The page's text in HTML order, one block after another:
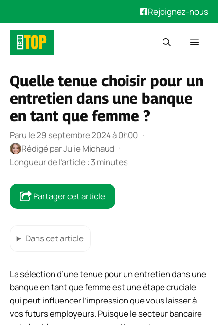
Rejoignez-nous
Aller
contenu
Quelle tenue choisir pour un
entretien dans une banque
en tant que femme ?
Paru le 29 septembre 2024 à 0h00 ·
Rédigé parJulie Michaud ·
Longueur de l’article : 3 minutes
Partager cet article
Dans cet article
La sélection d’une tenue pour un entretien dans une
banque en tant que femme est une étape cruciale
qui peut influencer l’impression que vous laisser à
vos futurs employeurs. Puisque le secteur bancaire